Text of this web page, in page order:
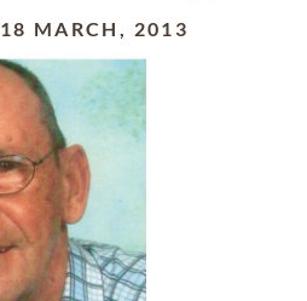
18 MARCH, 2013